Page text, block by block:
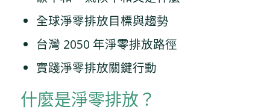
全球淨零排放目標與趨勢
台灣 2050 年淨零排放路徑
實踐淨零排放關鍵行動
什麼是淨零排放？